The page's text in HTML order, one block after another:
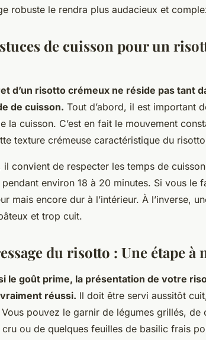
robuste le rendra plus audacieux et
de cuisson pour un
d’un risotto crémeux ne réside pas tant
de cuisson. Tout d’abord, il est important
la cuisson. C’est en fait le mouvement
texture crémeuse caractéristique du
il convient de respecter les temps de
pendant environ 18 à 20 minutes. Si vous le
mais encore dur à l’intérieur. À l’inverse,
et trop cuit.
du risotto : Une étape à
le goût prime, la présentation de votre
réussi. Il doit être servi aussitôt
pouvez le garnir de légumes grillés,
cru ou de quelques feuilles de basilic frais